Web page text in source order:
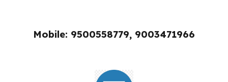
Mobile: 9500558779, 9003471966